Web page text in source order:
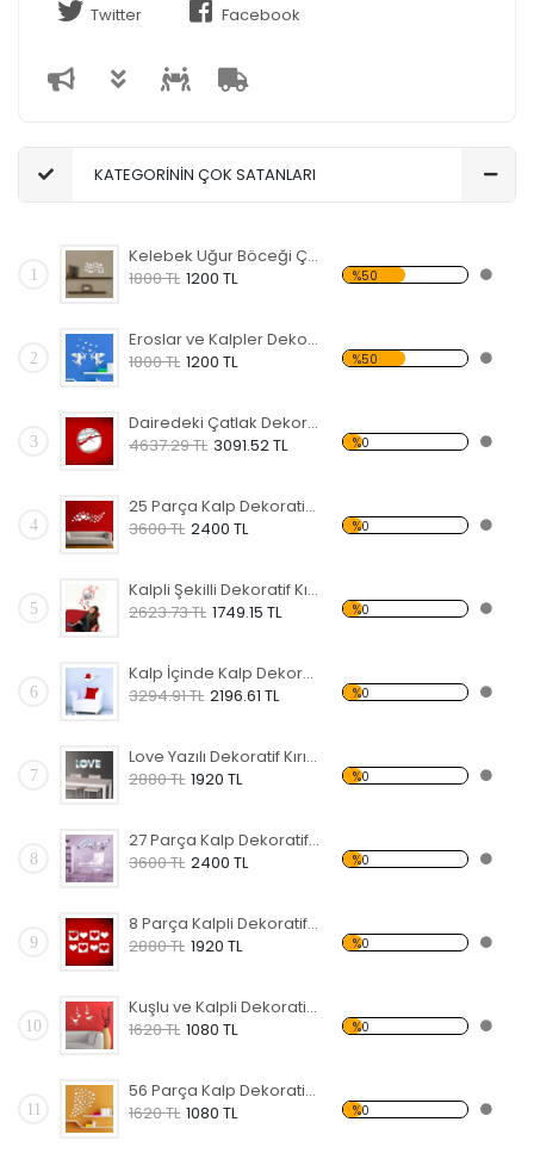
Twitter Facebook
KATEGORİNİN ÇOK SATANLARI
1
Kelebek Uğur Böceği Çiçek ve Kalpli Dekoratif Kırılmaz Ayna
1800 TL 1200 TL %50
2
Eroslar ve Kalpler Dekoratif Kırılmaz Ayna
1800 TL 1200 TL %50
3
Dairedeki Çatlak Dekoratif Kırılmaz Ayna
4637.29 TL 3091.52 TL %0
4
25 Parça Kalp Dekoratif Kırılmaz Ayna
3600 TL 2400 TL %0
5
Kalpli Şekilli Dekoratif Kırılmaz Ayna
2623.73 TL 1749.15 TL %0
6
Kalp İçinde Kalp Dekoratif Kırılmaz Ayna
3294.91 TL 2196.61 TL %0
7
Love Yazılı Dekoratif Kırılmaz Ayna
2880 TL 1920 TL %0
8
27 Parça Kalp Dekoratif Kırılmaz Ayna
3600 TL 2400 TL %0
9
8 Parça Kalpli Dekoratif Kırılmaz Ayna
2880 TL 1920 TL %0
10
Kuşlu ve Kalpli Dekoratif Kırılmaz Ayna
1620 TL 1080 TL %0
11
56 Parça Kalp Dekoratif Kırılmaz Ayna
1620 TL 1080 TL %0